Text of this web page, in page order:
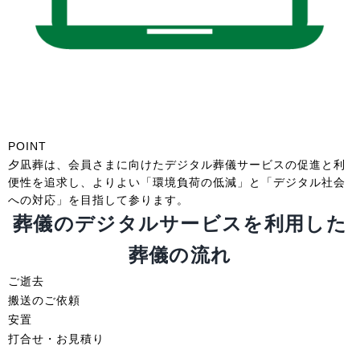
POINT
夕凪葬は、会員さまに向けたデジタル葬儀サービスの促進と利
便性を追求し、よりよい「環境負荷の低減」と「デジタル社会
への対応」を目指して参ります。
葬儀のデジタルサービスを利用した
葬儀の流れ
ご逝去
搬送のご依頼
安置
打合せ・お見積り